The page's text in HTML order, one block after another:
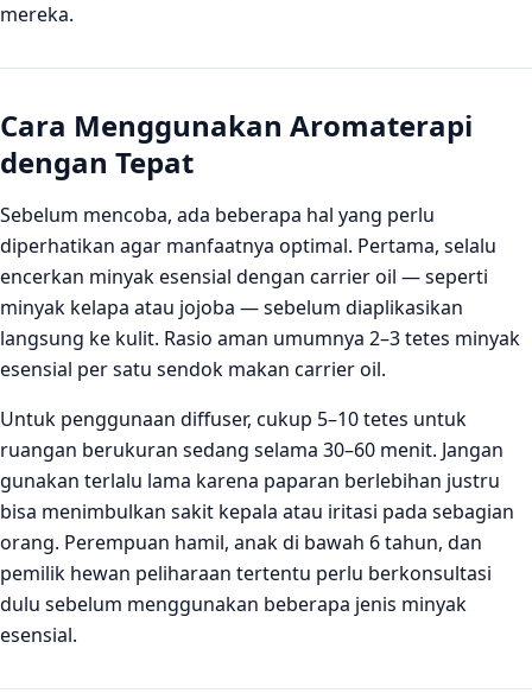
mereka.
Cara Menggunakan Aromaterapi
dengan Tepat
Sebelum mencoba, ada beberapa hal yang perlu
diperhatikan agar manfaatnya optimal. Pertama, selalu
encerkan minyak esensial dengan carrier oil — seperti
minyak kelapa atau jojoba — sebelum diaplikasikan
langsung ke kulit. Rasio aman umumnya 2–3 tetes minyak
esensial per satu sendok makan carrier oil.
Untuk penggunaan diffuser, cukup 5–10 tetes untuk
ruangan berukuran sedang selama 30–60 menit. Jangan
gunakan terlalu lama karena paparan berlebihan justru
bisa menimbulkan sakit kepala atau iritasi pada sebagian
orang. Perempuan hamil, anak di bawah 6 tahun, dan
pemilik hewan peliharaan tertentu perlu berkonsultasi
dulu sebelum menggunakan beberapa jenis minyak
esensial.